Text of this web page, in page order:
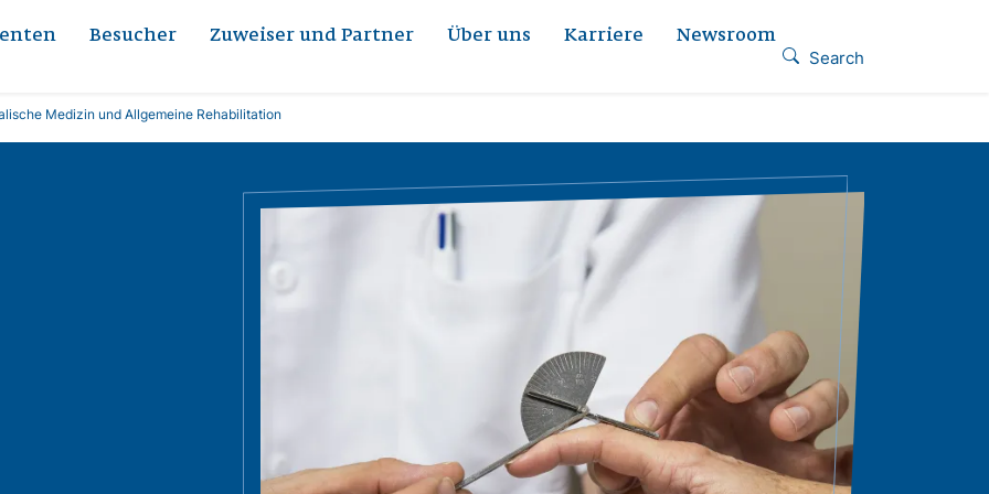
Besucher Zuweiser und Partner Über uns Karriere Newsroom
Search
Medizin und Allgemeine Rehabilitation